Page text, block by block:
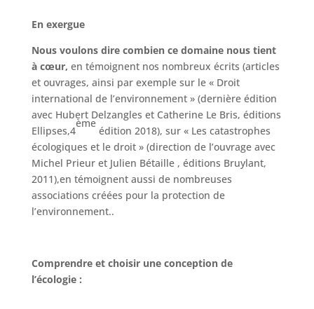
En exergue
Nous voulons dire combien ce domaine nous tient
à cœur, en témoignent nos nombreux écrits (articles
et ouvrages, ainsi par exemple sur le « Droit
international de l’environnement » (dernière édition
avec Hubert Delzangles et Catherine Le Bris, éditions
Ellipses,4
ème
édition 2018), sur « Les catastrophes
écologiques et le droit » (direction de l’ouvrage avec
Michel Prieur et Julien Bétaille , éditions Bruylant,
2011),en témoignent aussi de nombreuses
associations créées pour la protection de
l’environnement..
Comprendre et choisir une conception de
l’écologie :